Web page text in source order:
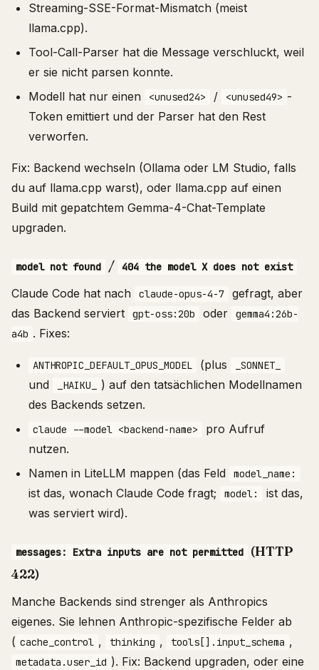
Streaming-SSE-Format-Mismatch (meist
llama.cpp).
Tool-Call-Parser hat die Message verschluckt, weil
er sie nicht parsen konnte.
Modell hat nur einen
<unused24> / <unused49> -
Token emittiert und der Parser hat den Rest
verworfen.
Fix: Backend wechseln (Ollama oder LM Studio, falls
du auf llama.cpp warst), oder llama.cpp auf einen
Build mit gepatchtem Gemma-4-Chat-Template
upgraden.
model not found / 404 the model X does not exist
Claude Code hat nach claude-opus-4-7
gefragt, aber
das Backend serviert
gpt-oss:20b oder
gemma4:26b-
a4b . Fixes:
ANTHROPIC_DEFAULT_OPUS_MODEL (plus _SONNET_
und _HAIKU_
) auf den tatsächlichen Modellnamen
des Backends setzen.
claude --model <backend-name>
pro Aufruf
nutzen.
Namen in LiteLLM mappen (das Feld
model_name:
ist das, wonach Claude Code fragt; model:
ist das,
was serviert wird).
messages: Extra inputs are not permitted
(HTTP
422)
Manche Backends sind strenger als Anthropics
eigenes. Sie lehnen Anthropic-spezifische Felder ab
( cache_control , thinking , tools[].input_schema ,
metadata.user_id ). Fix: Backend upgraden, oder eine